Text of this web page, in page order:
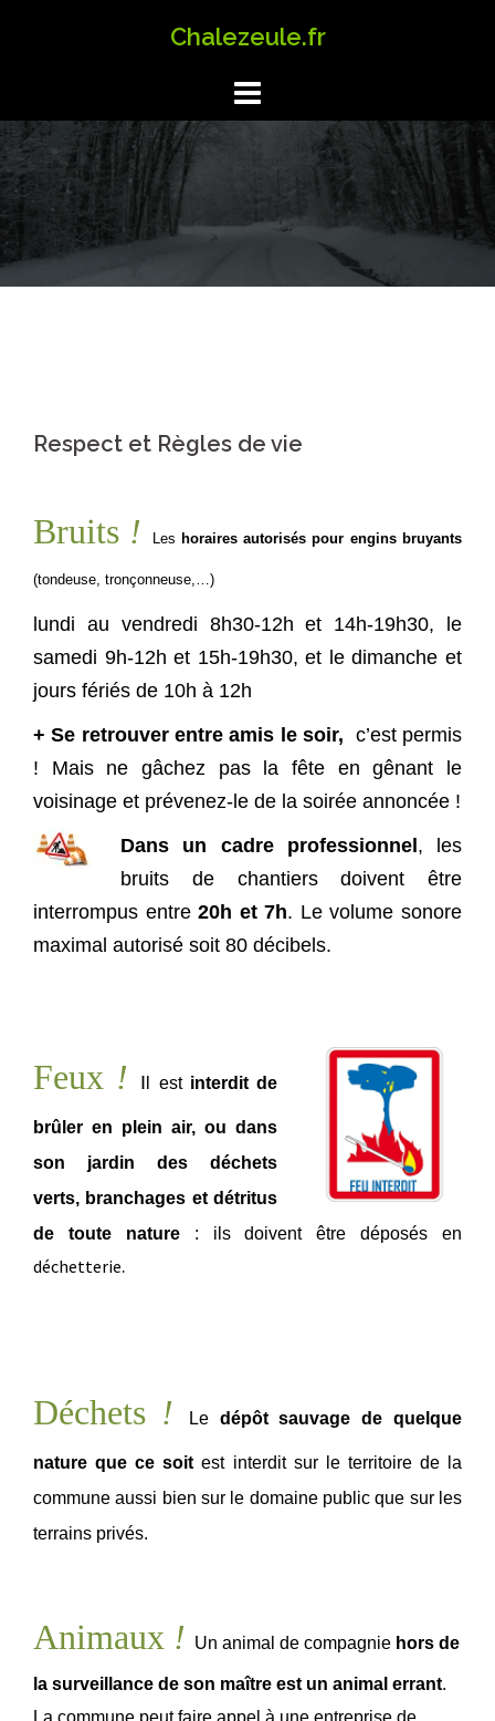
Chalezeule.fr
Respect et Règles de vie
Bruits ! Les horaires autorisés pour engins bruyants
(tondeuse, tronçonneuse,…)
lundi au vendredi 8h30-12h et 14h-19h30, le
samedi 9h-12h et 15h-19h30, et le dimanche et
jours fériés de 10h à 12h
+Se retrouver entreamis le soir, c’est permis
! Mais ne gâchez pas la fête en gênant le
voisinage et prévenez-le de la soirée annoncée !
Dans un cadre professionnel, les
bruits de chantiers doivent être
interrompus entre20h et 7h. Le volume sonore
maximal autorisé soit 80 décibels.
Feux ! I est interdit de
brûler en plein air, ou dans
son jardin des déchets
verts, branchages et détritus
de toute nature
: i ls doivent être déposés en
déchetterie.
Déchets ! Le dépôt sauvage de quelque
nature que ce soitest interdit sur le territoire de la
commune aussi bien sur le domaine public que sur les
terrains privés.
Animaux ! Un animal de compagnie hors de
la surveillance de son maître est un animal errant.
La commune peut faire appel à une entreprise de